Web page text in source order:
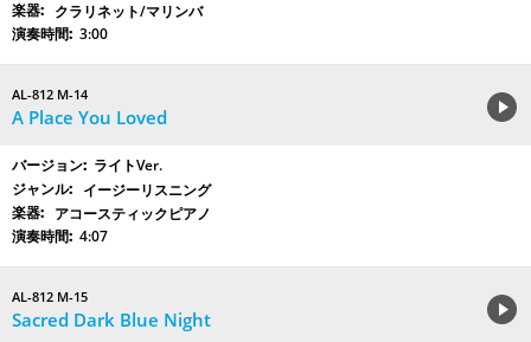
クラリネット/マリンバ
3:00
AL-812 M-14
A Place You Loved
ライトVer.
イージーリスニング
アコースティックピアノ
4:07
AL-812 M-15
Sacred Dark Blue Night